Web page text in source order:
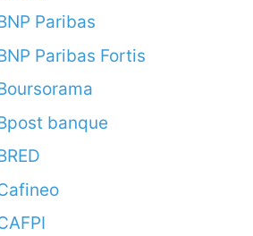
Paribas
Paribas Fortis
banque